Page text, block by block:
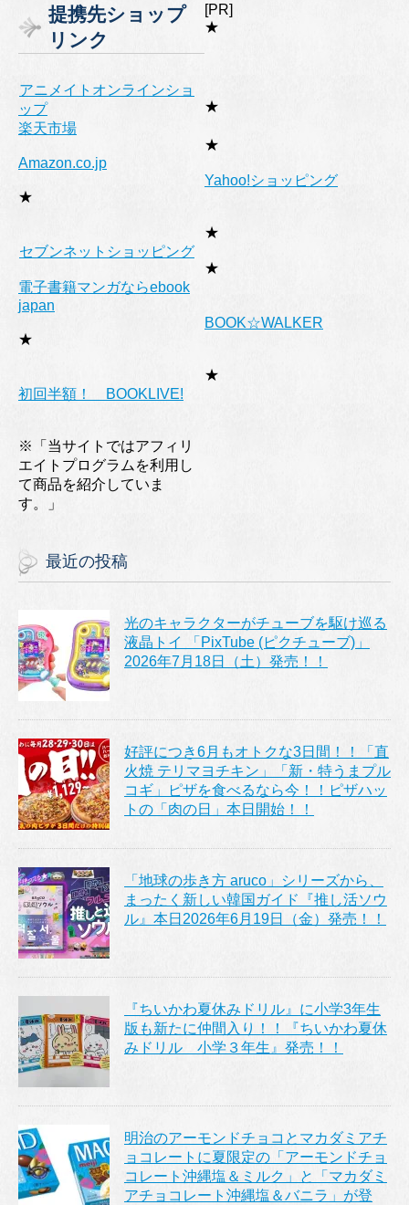
リ
ー
提携先ショップ
リンク
[PR]
★
アニメイトオンラインショ
ップ
★
楽天市場
★
Amazon.co.jp
★
Yahoo!ショッピング
★
セブンネットショッピング
★
電子書籍マンガならebook
japan
★
BOOK☆WALKER
★
初回半額！ BOOKLIVE!
※「当サイトではアフィリ
エイトプログラムを利用し
て商品を紹介していま
す。」
最近の投稿
光のキャラクターがチューブを駆け巡る
液晶トイ 「PixTube (ピクチューブ)」
2026年7月18日（土）発売！！
好評につき6月もオトクな3日間！！「直
火焼 テリマヨチキン」「新・特うまプル
コギ」ピザを食べるなら今！！ピザハッ
トの「肉の日」本日開始！！
「地球の歩き方 aruco」シリーズから、
まったく新しい韓国ガイド『推し活ソウ
ル』本日2026年6月19日（金）発売！！
『ちいかわ夏休みドリル』に小学3年生
版も新たに仲間入り！！『ちいかわ夏休
みドリル 小学３年生』発売！！
明治のアーモンドチョコとマカダミアチ
ョコレートに夏限定の「アーモンドチョ
コレート沖縄塩＆ミルク」と「マカダミ
アチョコレート沖縄塩＆バニラ」が登